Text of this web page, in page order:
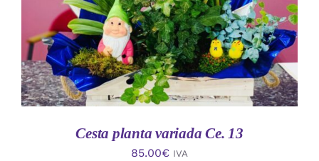
Cesta planta variada Ce. 13
85.00€ IVA